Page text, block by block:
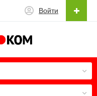
Войти